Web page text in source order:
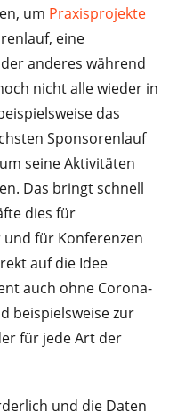
um Praxisprojekte
eine
anderes während
nicht alle wieder in
das
Sponsorenlauf
seine Aktivitäten
Das bringt schnell
dies für
für Konferenzen
auf die Idee
auch ohne Corona-
beispielsweise zur
für jede Art der
und die Daten